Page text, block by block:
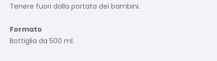
Tenere fuori dalla portata dei bambini.
Formato
Bottiglia da 500 ml.